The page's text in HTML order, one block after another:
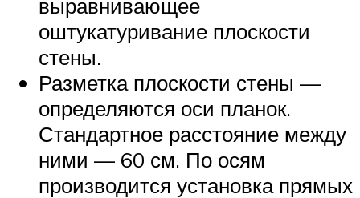
выравнивающее
оштукатуривание плоскости
стены.
Разметка плоскости стены —
определяются оси планок.
Стандартное расстояние между
ними — 60 см. По осям
производится установка прямых